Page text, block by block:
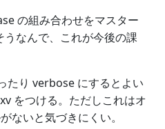
の組み合わせをマスター
なんで、これが今後の課
たり verbose にするとよい
をつける。ただしこれはオ
ないと気づきにくい。